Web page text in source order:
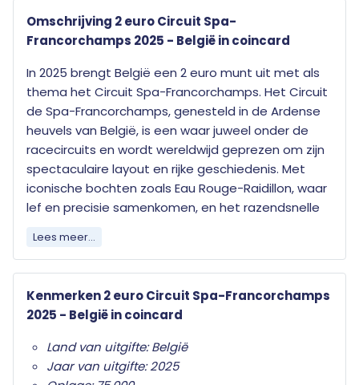
Omschrijving 2 euro Circuit Spa-
Francorchamps 2025 - België in coincard
In 2025 brengt België een 2 euro munt uit met als
thema het Circuit Spa-Francorchamps. Het Circuit
de Spa-Francorchamps, genesteld in de Ardense
heuvels van België, is een waar juweel onder de
racecircuits en wordt wereldwijd geprezen om zijn
spectaculaire layout en rijke geschiedenis. Met
iconische bochten zoals Eau Rouge-Raidillon, waar
lef en precisie samenkomen, en het razendsnelle
uit op ongeëvenaarde wijze. Het asfalt slingert zich
als een levende entiteit door het glooiende
secties die elke ronde anders maken. Hier komen
natuur en snelheid samen, wat Spa niet alleen tot
een favoriet maakt bij coureurs, maar ook tot een
heilige plek voor sportliefhebbers wereldwijd.
Lees meer...
Kenmerken 2 euro Circuit Spa-Francorchamps
2025 - België in coincard
Land van uitgifte: België
Jaar van uitgifte: 2025